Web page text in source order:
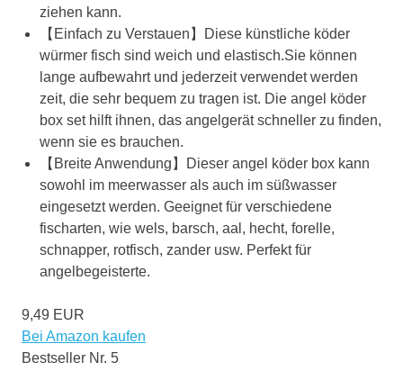
ziehen kann.
【Einfach zu Verstauen】Diese künstliche köder
würmer fisch sind weich und elastisch.Sie können
lange aufbewahrt und jederzeit verwendet werden
zeit, die sehr bequem zu tragen ist. Die angel köder
box set hilft ihnen, das angelgerät schneller zu finden,
wenn sie es brauchen.
【Breite Anwendung】Dieser angel köder box kann
sowohl im meerwasser als auch im süßwasser
eingesetzt werden. Geeignet für verschiedene
fischarten, wie wels, barsch, aal, hecht, forelle,
schnapper, rotfisch, zander usw. Perfekt für
angelbegeisterte.
9,49 EUR
Bei Amazon kaufen
Bestseller Nr. 5